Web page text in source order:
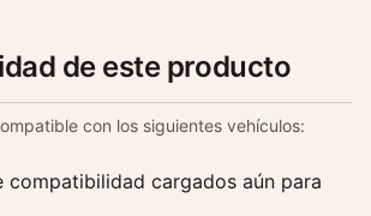
de este producto
con los siguientes vehículos:
compatibilidad cargados aún para